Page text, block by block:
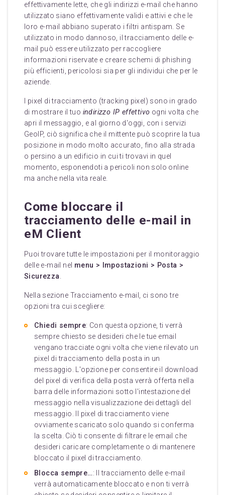
effettivamente lette, che gli indirizzi e-mail che hanno
utilizzato siano effettivamente validi e attivi e che le
loro e-mail abbiano superato i filtri antispam. Se
utilizzato in modo dannoso, il tracciamento delle e-
mail può essere utilizzato per raccogliere
informazioni riservate e creare schemi di phishing
più efficienti, pericolosi sia per gli individui che per le
aziende.
I pixel di tracciamento (tracking pixel) sono in grado
di mostrare il tuo indirizzo IP effettivo ogni volta che
apri il messaggio, e al giorno d'oggi, con i servizi
GeoIP, ciò significa che il mittente può scoprire la tua
posizione in modo molto accurato, fino alla strada
o persino a un edificio in cui ti trovavi in quel
momento, esponendoti a pericoli non solo online
ma anche nella vita reale.
Come bloccare il
tracciamento delle e-mail in
eM Client
Puoi trovare tutte le impostazioni per il monitoraggio
delle e-mail nel menu > Impostazioni > Posta >
Sicurezza.
Nella sezione Tracciamento e-mail, ci sono tre
opzioni tra cui scegliere:
Chiedi sempre: Con questa opzione, ti verrà
sempre chiesto se desideri che le tue email
vengano tracciate ogni volta che viene rilevato un
pixel di tracciamento della posta in un
messaggio. L'opzione per consentire il download
del pixel di verifica della posta verrà offerta nella
barra delle informazioni sotto l'intestazione del
messaggio nella visualizzazione dei dettagli del
messaggio. Il pixel di tracciamento viene
ovviamente scaricato solo quando si conferma
la scelta. Ciò ti consente di filtrare le email che
desideri caricare completamente o di mantenere
bloccato il pixel di tracciamento.
Blocca sempre…: Il tracciamento delle e-mail
verrà automaticamente bloccato e non ti verrà